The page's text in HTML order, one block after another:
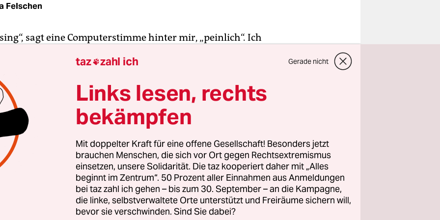
Felschen
sagt eine Computerstimme hinter mir, „peinlich“. Ich
wie eine Katze. Wie die meisten Japaner hatte sie seit der
Englischunterricht, ohne jemals frei zu
Das bereut sie jetzt bitter. Den älteren Passagieren
dem Weg. „Was sollte ich auch mit ihnen reden? Aus
ich noch nicht einmal einen richtigen Beruf.“
ist eine begnadete Hip-Hop-Tänzerin, ein feengleiches
Ganstakleidung. Oft sitzt sie an der Reling und schaut
Knie an die Brust gezogen. Die Partyphase der anderen
hat sie schon hinter sich. Sie passt in keine
Kategorie - und ist doch in ihrer eigenen Sprache gefangen.
taz zahl ich Gerade nicht
Links lesen, rechts
bekämpfen
Mit doppelter Kraft für eine offene Gesellschaft! Besonders jetzt
brauchen Menschen, die sich vor Ort gegen Rechtsextremismus
einsetzen, unsere Solidarität. Die taz kooperiert daher mit „Alles
beginnt im Zentrum“. 50 Prozent aller Einnahmen aus Anmeldungen
bei taz zahl ich gehen – bis zum 30. September – an die Kampagne,
die linke, selbstverwaltete Orte unterstützt und Freiräume sichern will,
bevor sie verschwinden. Sind Sie dabei?